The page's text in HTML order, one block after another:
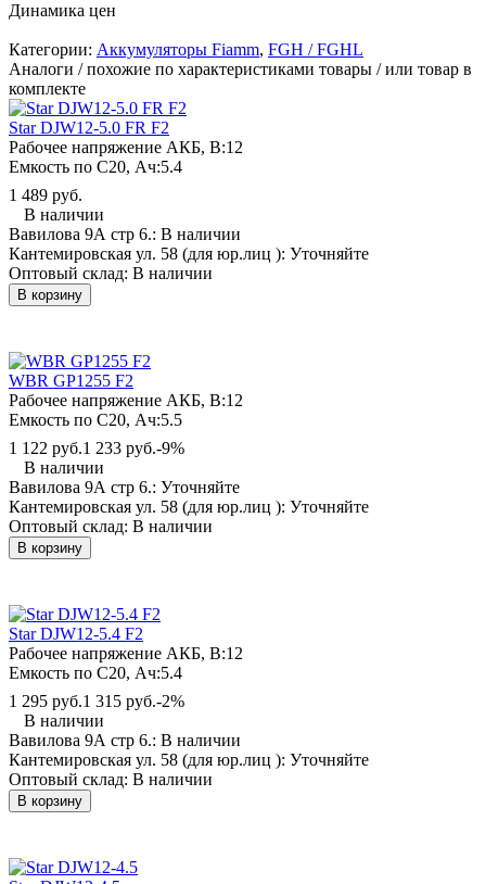
Динамика цен
Категории: Аккумуляторы Fiamm, FGH / FGHL
Аналоги / похожие по характеристиками товары / или товар в
комплекте
Star DJW12-5.0 FR F2
Рабочее напряжение АКБ, B:12
Емкость по С20, Ач:5.4
1 489 руб.
В наличии
Вавилова 9А стр 6.: В наличии
Кантемировская ул. 58 (для юр.лиц ): Уточняйте
Оптовый склад: В наличии
В корзину
WBR GP1255 F2
Рабочее напряжение АКБ, B:12
Емкость по С20, Ач:5.5
1 122 руб.1 233 руб.-9%
В наличии
Вавилова 9А стр 6.: Уточняйте
Кантемировская ул. 58 (для юр.лиц ): Уточняйте
Оптовый склад: В наличии
В корзину
Star DJW12-5.4 F2
Рабочее напряжение АКБ, B:12
Емкость по С20, Ач:5.4
1 295 руб.1 315 руб.-2%
В наличии
Вавилова 9А стр 6.: В наличии
Кантемировская ул. 58 (для юр.лиц ): Уточняйте
Оптовый склад: В наличии
В корзину